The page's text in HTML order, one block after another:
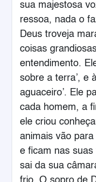
sua majestosa
ressoa, nada o
Deus troveja
coisas
entendimento.
sobre a terra’, e
aguaceiro’. Ele
cada homem, a
ele criou
animais vão
e ficam nas
sai da sua